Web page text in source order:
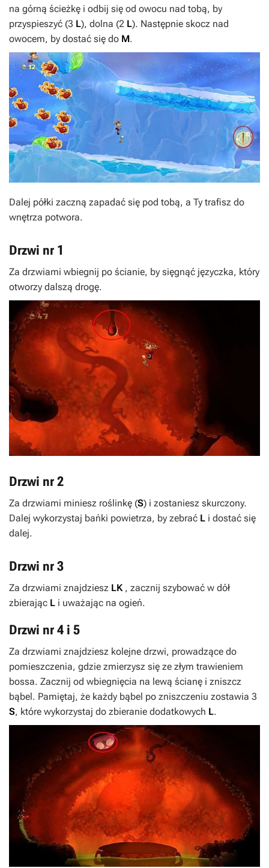
na górną ścieżkę i odbij się od owocu nad tobą, by
przyspieszyć (3 L), dolna (2 L). Następnie skocz nad
owocem, by dostać się do M.
Dalej półki zaczną zapadać się pod tobą, a Ty trafisz do
wnętrza potwora.
Drzwi nr 1
Za drzwiami wbiegnij po ścianie, by sięgnąć języczka, który
otworzy dalszą drogę.
Drzwi nr 2
Za drzwiami miniesz roślinkę (S) i zostaniesz skurczony.
Dalej wykorzystaj bańki powietrza, by zebrać L i dostać się
dalej.
Drzwi nr 3
Za drzwiami znajdziesz LK , zacznij szybować w dół
zbierając L i uważając na ogień.
Drzwi nr 4 i 5
Za drzwiami znajdziesz kolejne drzwi, prowadzące do
pomieszczenia, gdzie zmierzysz się ze złym trawieniem
bossa. Zacznij od wbiegnięcia na lewą ścianę i zniszcz
bąbel. Pamiętaj, że każdy bąbel po zniszczeniu zostawia 3
S, które wykorzystaj do zbieranie dodatkowych L.